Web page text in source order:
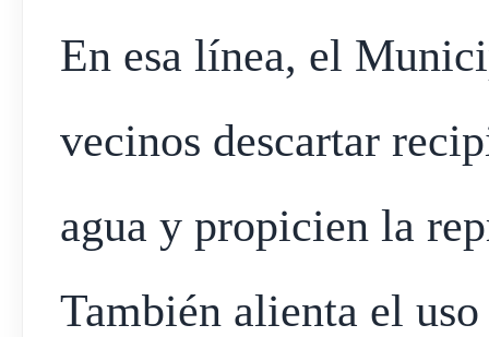
En esa línea, el
vecinos descartar
agua y propicien la
También alienta el